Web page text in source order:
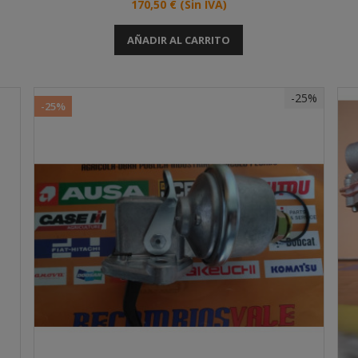
Precio
170,50 € (Sin IVA)
AÑADIR AL CARRITO
-25%
-25%